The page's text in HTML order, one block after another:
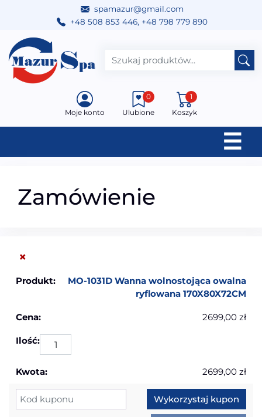
spamazur@gmail.com
+48 508 853 446, +48 798 779 890
Przejdź do treści
Main Navigation
Moje konto Ulubione
0
Koszyk
1
☰
Zamówienie
×
MO-1031D Wanna wolnostojąca owalna
ryflowana 170X80X72CM
2699,00 zł
2699,00 zł
Kupon:
Wykorzystaj kupon